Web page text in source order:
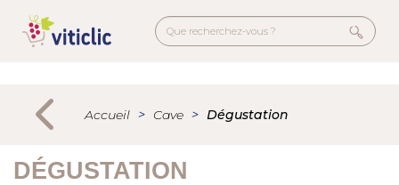
contenu
secondaire
Accueil Cave Dégustation
DÉGUSTATION